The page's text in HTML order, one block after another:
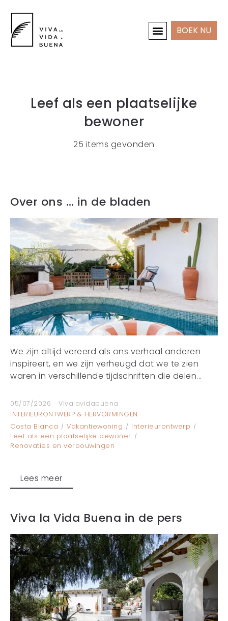
BOEK NU
Leef als een plaatselijke
bewoner
25 items gevonden
Over ons … in de bladen
We zijn altijd vereerd als ons verhaal anderen
inspireert, en we zijn verheugd dat we te zien
waren in verschillende tijdschriften die delen...
05/07/2026
Vivalavidabuena
INTERIEURONTWERP & HERVORMINGEN
Costa Blanca
Vakantiewoning
Interieurontwerp
Leef als een plaatselijke bewoner
Renovaties en verbouwingen
Lees meer
Viva la Vida Buena in de pers